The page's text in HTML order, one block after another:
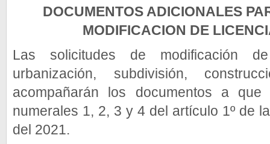
DOCUMENTOS ADICIONALES
MODIFICACION DE
Las solicitudes de modificación
urbanización, subdivisión,
acompañarán los documentos a
numerales 1, 2, 3 y 4 del artículo 1º de
del 2021.